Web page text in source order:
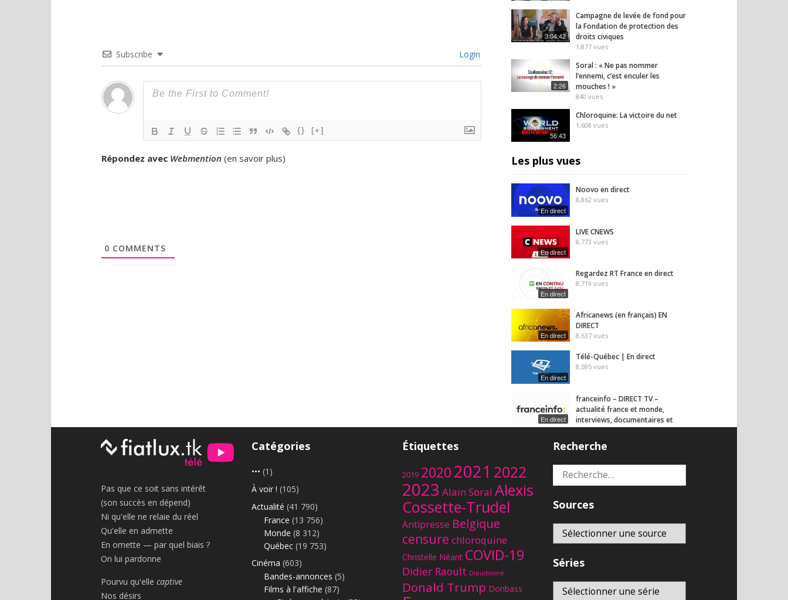
Subscribe Login
{} [+]
Répondez avec Webmention (en savoir plus)
0 COMMENTS
3:04:42
Campagne de levée de fond pour
la Fondation de protection des
droits civiques
1,877 vues
2:26
Soral : « Ne pas nommer
l’ennemi, c’est enculer les
mouches ! »
840 vues
56:43
Chloroquine: La victoire du net
1,608 vues
Les plus vues
En direct
Noovo en direct
8,862 vues
En direct
LIVE CNEWS
8,773 vues
En direct
Regardez RT France en direct
8,719 vues
En direct
Africanews (en français) EN
DIRECT
8,637 vues
En direct
Télé-Québec | En direct
8,595 vues
En direct
franceinfo – DIRECT TV –
actualité france et monde,
interviews, documentaires et
analyses
vues
Pas que ce soit sans intérêt
(son succès en dépend)
Ni qu'elle ne relaie du réel
Qu'elle en admette
En omette — par quel biais ?
On lui pardonne
Pourvu qu'elle captive
Nos désirs
Catégories
••• (1)
À voir ! (105)
Actualité (41 790)
France (13 756)
Monde (8 312)
Québec (19 753)
Cinéma (603)
Bandes-annonces (5)
Films à l'affiche (87)
Étiquettes
2019 20202021 2022
2023 Alain Soral Alexis
Cossette-Trudel
Antipresse Belgique
censure chloroquine
Christelle Néant COVID-19
Didier Raoult Dieudonné
Donald Trump Donbass
Recherche
Rechercher :
Sources
Séries